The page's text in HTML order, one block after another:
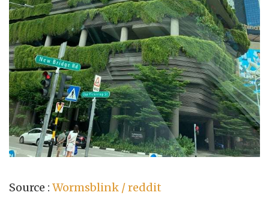
Source : Wormsblink / reddit